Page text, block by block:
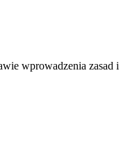
wprowadzenia zasad i